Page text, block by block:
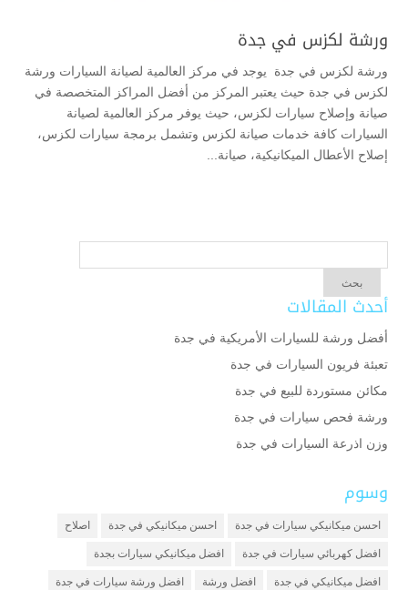
ورشة لكزس في جدة
ورشة لكزس في جدة يوجد في مركز العالمية لصيانة السيارات ورشة
لكزس في جدة حيث يعتبر المركز من أفضل المراكز المتخصصة في
صيانة وإصلاح سيارات لكزس، حيث يوفر مركز العالمية لصيانة
السيارات كافة خدمات صيانة لكزس وتشمل برمجة سيارات لكزس،
إصلاح الأعطال الميكانيكية، صيانة...
أحدث المقالات
أفضل ورشة للسيارات الأمريكية في جدة
تعبئة فريون السيارات في جدة
مكائن مستوردة للبيع في جدة
ورشة فحص سيارات في جدة
وزن اذرعة السيارات في جدة
وسوم
احسن ميكانيكي سيارات في جدة احسن ميكانيكي في جدة اصلاح
افضل كهربائي سيارات في جدة افضل ميكانيكي سيارات بجدة
افضل ميكانيكي في جدة افضل ورشة افضل ورشة سيارات في جدة